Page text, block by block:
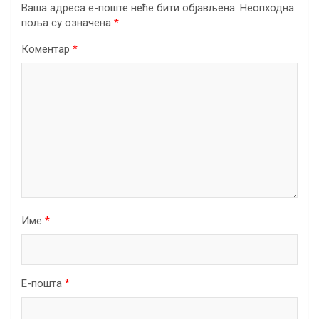
Ваша адреса е-поште неће бити објављена. Неопходна
поља су означена *
Коментар *
Име *
Е-пошта *